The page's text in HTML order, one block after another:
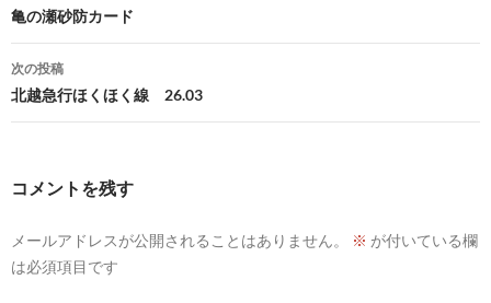
稿
ナ
ビ
ゲ
ョ
亀の瀬砂防カード
次の投稿
北越急行ほくほく線 26.03
コメントを残す
メールアドレスが公開されることはありません。 ※ が付いている欄
は必須項目です